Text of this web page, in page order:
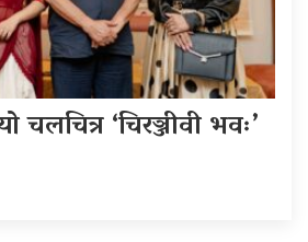
चलचित्र ‘चिरञ्जीवी भवः’